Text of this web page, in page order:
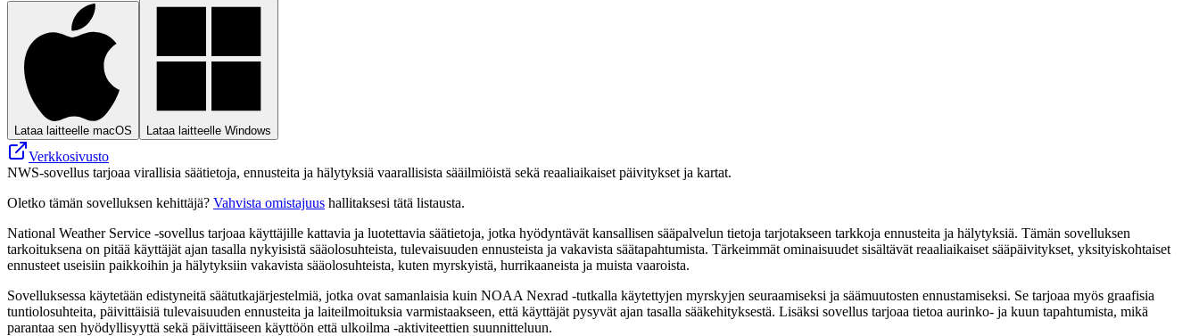
Lataa laitteelle macOS Lataa laitteelle Windows
Verkkosivusto
NWS-sovellus tarjoaa virallisia säätietoja, ennusteita ja hälytyksiä vaarallisista sääilmiöistä sekä reaaliaikaiset päivitykset ja kartat.
Oletko tämän sovelluksen kehittäjä? Vahvista omistajuus hallitaksesi tätä listausta.
National Weather Service -sovellus tarjoaa käyttäjille kattavia ja luotettavia säätietoja, jotka hyödyntävät kansallisen sääpalvelun tietoja tarjotakseen tarkkoja ennusteita ja hälytyksiä. Tämän sovelluksen
tarkoituksena on pitää käyttäjät ajan tasalla nykyisistä sääolosuhteista, tulevaisuuden ennusteista ja vakavista säätapahtumista. Tärkeimmät ominaisuudet sisältävät reaaliaikaiset sääpäivitykset, yksityiskohtaiset
ennusteet useisiin paikkoihin ja hälytyksiin vakavista sääolosuhteista, kuten myrskyistä, hurrikaaneista ja muista vaaroista.
Sovelluksessa käytetään edistyneitä säätutkajärjestelmiä, jotka ovat samanlaisia ​​kuin NOAA Nexrad -tutkalla käytettyjen myrskyjen seuraamiseksi ja säämuutosten ennustamiseksi. Se tarjoaa myös graafisia
tuntiolosuhteita, päivittäisiä tulevaisuuden ennusteita ja laiteilmoituksia varmistaakseen, että käyttäjät pysyvät ajan tasalla sääkehityksestä. Lisäksi sovellus tarjoaa tietoa aurinko- ja kuun tapahtumista, mikä
parantaa sen hyödyllisyyttä sekä päivittäiseen käyttöön että ulkoilma -aktiviteettien suunnitteluun.